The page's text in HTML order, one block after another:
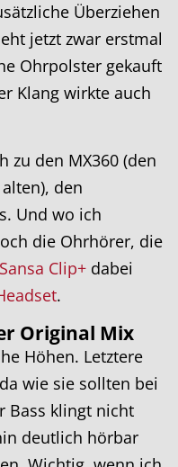
Überziehen
jetzt zwar erstmal
Ohrpolster gekauft
Klang wirkte auch
zu den MX360 (den
den
Und wo ich
die Ohrhörer, die
Clip+ dabei
.
Original Mix
Höhen. Letztere
wie sie sollten bei
Bass klingt nicht
deutlich hörbar